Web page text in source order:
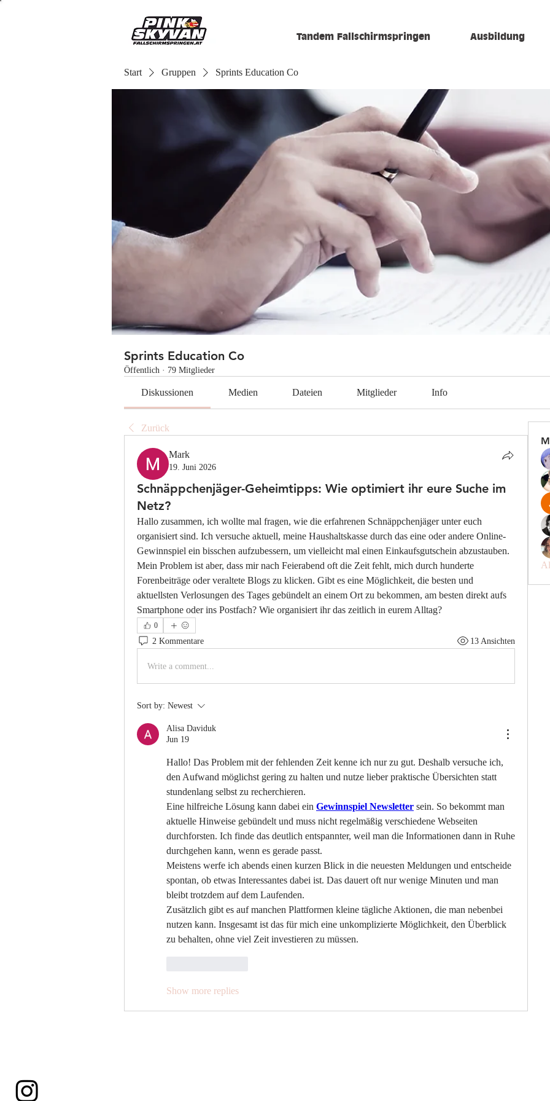
Tandem Fallschirmspringen Ausbildung
Start Gruppen Sprints Education Co
Sprints Education Co
Öffentlich · 79 Mitglieder
Diskussionen Medien Dateien Mitglieder Info
Zurück
Mark
19. Juni 2026
Schnäppchenjäger-Geheimtipps: Wie optimiert ihr eure Suche im
Netz?
Hallo zusammen, ich wollte mal fragen, wie die erfahrenen Schnäppchenjäger unter euch
organisiert sind. Ich versuche aktuell, meine Haushaltskasse durch das eine oder andere Online-
Gewinnspiel ein bisschen aufzubessern, um vielleicht mal einen Einkaufsgutschein abzustauben.
Mein Problem ist aber, dass mir nach Feierabend oft die Zeit fehlt, mich durch hunderte
Forenbeiträge oder veraltete Blogs zu klicken. Gibt es eine Möglichkeit, die besten und
aktuellsten Verlosungen des Tages gebündelt an einem Ort zu bekommen, am besten direkt aufs
Smartphone oder ins Postfach? Wie organisiert ihr das zeitlich in eurem Alltag?
0
2 Kommentare 13 Ansichten
Write a comment...
Sort by: Newest
Alisa Daviduk
Jun 19
Hallo! Das Problem mit der fehlenden Zeit kenne ich nur zu gut. Deshalb versuche ich,
den Aufwand möglichst gering zu halten und nutze lieber praktische Übersichten statt
stundenlang selbst zu recherchieren.
Eine hilfreiche Lösung kann dabei ein Gewinnspiel Newsletter sein. So bekommt man
aktuelle Hinweise gebündelt und muss nicht regelmäßig verschiedene Webseiten
durchforsten. Ich finde das deutlich entspannter, weil man die Informationen dann in Ruhe
durchgehen kann, wenn es gerade passt.
Meistens werfe ich abends einen kurzen Blick in die neuesten Meldungen und entscheide
spontan, ob etwas Interessantes dabei ist. Das dauert oft nur wenige Minuten und man
bleibt trotzdem auf dem Laufenden.
Zusätzlich gibt es auf manchen Plattformen kleine tägliche Aktionen, die man nebenbei
nutzen kann. Insgesamt ist das für mich eine unkomplizierte Möglichkeit, den Überblick
zu behalten, ohne viel Zeit investieren zu müssen.
Show more replies